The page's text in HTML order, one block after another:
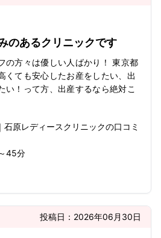
のあるクリニックです
の方々は優しい人ばかり！ 東京都
くても安心したお産をしたい、出
い！って方、出産するなら絶対こ
｜ 石原レディースクリニックの口コミ
45分
投稿日： 2026年06月30日